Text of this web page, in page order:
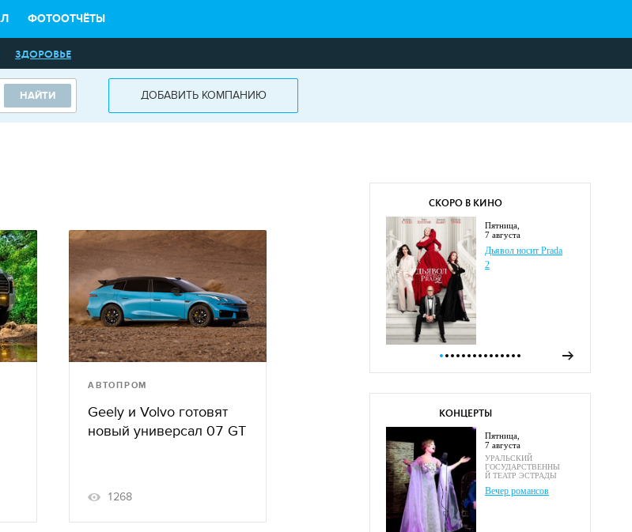
ФОТООТЧЁТЫ
ЗДОРОВЬЕ
НАЙТИ ДОБАВИТЬ КОМПАНИЮ
АВТОПРОМ
Geely и Volvo готовят
новый универсал 07 GT
1268
СКОРО В КИНО
пятница,
7 августа
Дьявол носит Prada
2
КОНЦЕРТЫ
пятница,
7 августа
УРАЛЬСКИЙ
ГОСУДАРСТВЕННЫ
Й ТЕАТР ЭСТРАДЫ
Вечер романсов